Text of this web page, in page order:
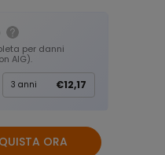
per danni
AIG).
3 anni €12,17
ORA